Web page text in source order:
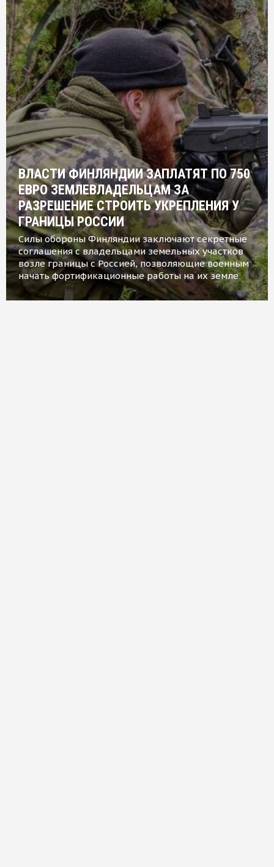
ВЛАСТИ ФИНЛЯНДИИ ЗАПЛАТЯТ ПО 750
ЕВРО ЗЕМЛЕВЛАДЕЛЬЦАМ ЗА
РАЗРЕШЕНИЕ СТРОИТЬ УКРЕПЛЕНИЯ У
ГРАНИЦЫ РОССИИ
Силы обороны Финляндии заключают секретные
соглашения с владельцами земельных участков
возле границы с Россией, позволяющие военным
начать фортификационные работы на их земле